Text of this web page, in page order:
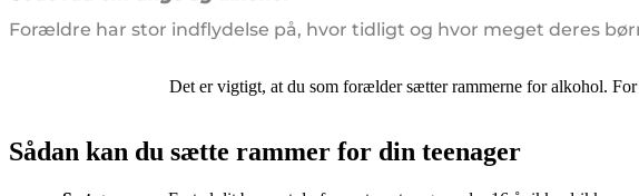
Forældre har stor indflydelse på, hvor tidligt og hvor meget deres
Det er vigtigt, at du som forælder sætter rammerne for alkohol.
Sådan kan du sætte rammer for din teenager